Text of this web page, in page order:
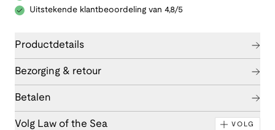
Uitstekende klantbeoordeling van 4,8/5
Productdetails
Bezorging & retour
Betalen
Volg Law of the Sea VOLG